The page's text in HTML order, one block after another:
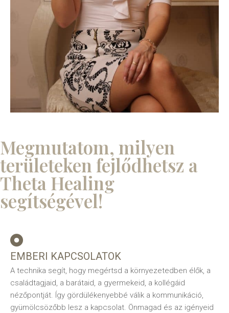
Megmutatom, milyen
területeken fejlődhetsz a
Theta Healing
segítségével!
EMBERI KAPCSOLATOK
A technika segít, hogy megértsd a környezetedben élők, a
családtagjaid, a barátaid, a gyermekeid, a kollégáid
nézőpontját. Így gördülékenyebbé válik a kommunikáció,
gyümölcsözőbb lesz a kapcsolat. Önmagad és az igényeid